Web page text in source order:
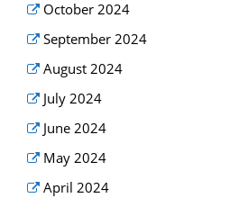
October 2024
September 2024
August 2024
July 2024
June 2024
May 2024
April 2024